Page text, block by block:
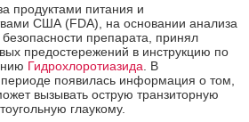
продуктами питания и
США (FDA), на основании анализа
препарата, принял
предостережений в инструкцию по
Гидрохлоротиазида . В
появилась информация о том,
вызывать острую транзиторную
глаукому.